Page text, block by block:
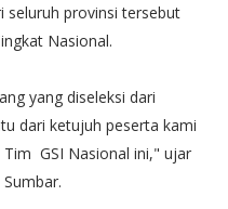
seluruh provinsi tersebut
Nasional.
yang diseleksi dari
dari ketujuh peserta kami
GSI Nasional ini," ujar